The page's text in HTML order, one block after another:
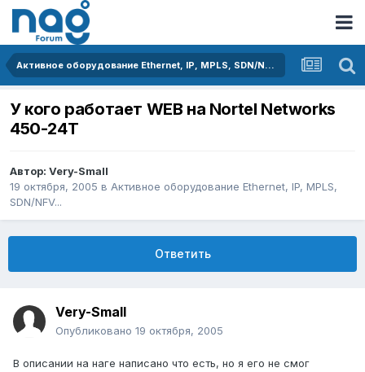
Активное оборудование Ethernet, IP, MPLS, SDN/NFV...
У кого работает WEB на Nortel Networks
450-24T
Автор: Very-Small
19 октября, 2005 в Активное оборудование Ethernet, IP, MPLS,
SDN/NFV...
Ответить
Very-Small
Опубликовано 19 октября, 2005
В описании на наге написано что есть, но я его не смог